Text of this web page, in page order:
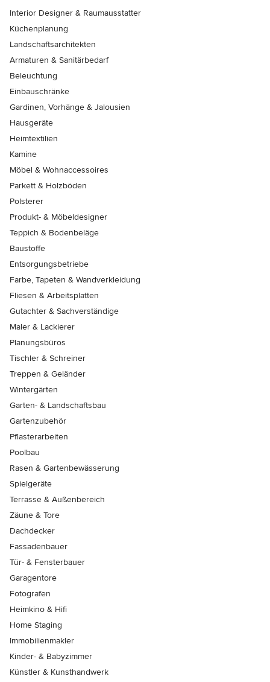
Interior Designer & Raumausstatter
Küchenplanung
Landschaftsarchitekten
Armaturen & Sanitärbedarf
Beleuchtung
Einbauschränke
Gardinen, Vorhänge & Jalousien
Hausgeräte
Heimtextilien
Kamine
Möbel & Wohnaccessoires
Parkett & Holzböden
Polsterer
Produkt- & Möbeldesigner
Teppich & Bodenbeläge
Baustoffe
Entsorgungsbetriebe
Farbe, Tapeten & Wandverkleidung
Fliesen & Arbeitsplatten
Gutachter & Sachverständige
Maler & Lackierer
Planungsbüros
Tischler & Schreiner
Treppen & Geländer
Wintergärten
Garten- & Landschaftsbau
Gartenzubehör
Pflasterarbeiten
Poolbau
Rasen & Gartenbewässerung
Spielgeräte
Terrasse & Außenbereich
Zäune & Tore
Dachdecker
Fassadenbauer
Tür- & Fensterbauer
Garagentore
Fotografen
Heimkino & Hifi
Home Staging
Immobilienmakler
Kinder- & Babyzimmer
Künstler & Kunsthandwerk